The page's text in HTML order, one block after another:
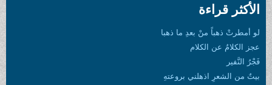
الأكثر قراءة
لو أمطرتْ ذهباً منْ بعدِ ما ذهبا
عجز الكلامُ عن الكلام
فَجْرُ النَّفير
بيتٌ من الشعرِ اذهلني بروعتهِ